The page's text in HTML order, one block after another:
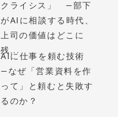
クライシス」 —部下
がAIに相談する時代、
上司の価値はどこに
残...
AIに仕事を頼む技術
—なぜ「営業資料を作
って」と頼むと失敗す
るのか？